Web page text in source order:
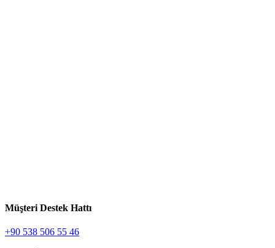
Müşteri Destek Hattı
+90 538 506 55 46